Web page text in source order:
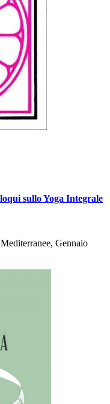
sullo Yoga Integrale
Gennaio